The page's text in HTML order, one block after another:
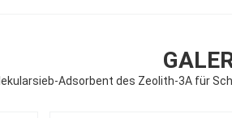
Adsorbent des Zeolith-3A für